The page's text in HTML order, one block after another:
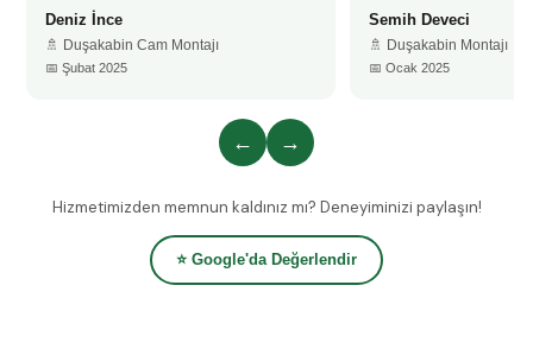
Deniz İnce
🚿 Duşakabin Cam Montajı
📅 Şubat 2025
Semih Deveci
🚿 Duşakabin Montajı
📅 Ocak 2025
← →
Hizmetimizden memnun kaldınız mı? Deneyiminizi paylaşın!
⭐ Google'da Değerlendir